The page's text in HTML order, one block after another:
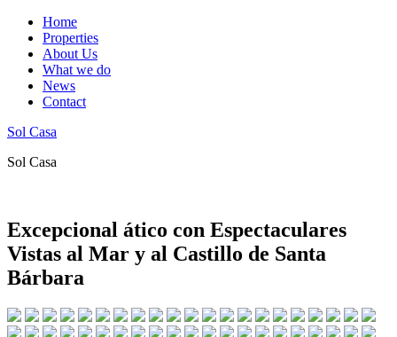
Home
Properties
About Us
What we do
News
Contact
Sol Casa
Sol Casa
Excepcional ático con Espectaculares
Vistas al Mar y al Castillo de Santa
Bárbara